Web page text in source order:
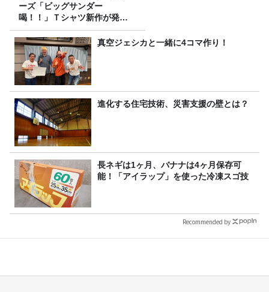
ーズ「ビッグサンダー
喝！！」Ｔシャツ新作が発売
決定！
真空ジェシカと一緒に4コマ作り！
進化する住宅技術、災害支援の壁とは？
長ネギは1ヶ月、バナナは4ヶ月保存可
能！「アイラップ」を使った冷凍スゴ技
Recommended by